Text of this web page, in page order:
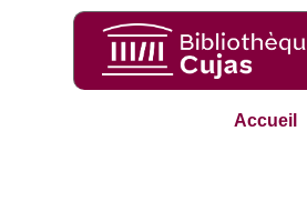
Accueil